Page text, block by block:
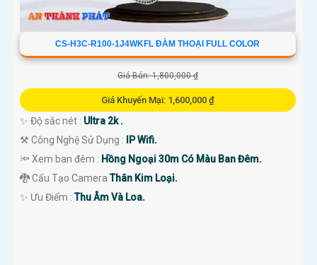
CS-H3C-R100-1J4WKFL ĐÀM THOẠI FULL COLOR
Giá Bán: 1,800,000 ₫
Giá Khuyến Mại: 1,600,000 ₫
✨ Độ sắc nét : Ultra 2k .
⚒ Công Nghệ Sử Dụng : IP Wifi.
🔦 Xem ban đêm : Hồng Ngoại 30m Có Màu Ban Đêm.
🐉️ Cấu Tạo CameraThân Kim Loại.
️✨ Ưu Điểm :Thu Âm Và Loa.